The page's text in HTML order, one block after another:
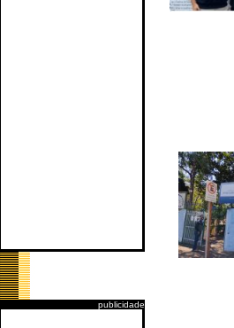
publicidade